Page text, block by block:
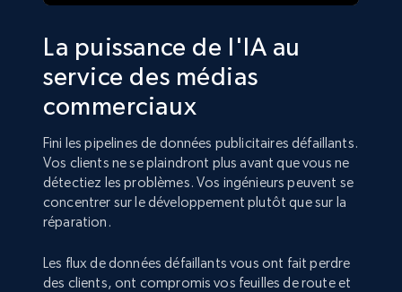
La puissance de l'IA au
service des médias
commerciaux
Fini les pipelines de données publicitaires défaillants.
Vos clients ne se plaindront plus avant que vous ne
détectiez les problèmes. Vos ingénieurs peuvent se
concentrer sur le développement plutôt que sur la
réparation.
Les flux de données défaillants vous ont fait perdre
des clients, ont compromis vos feuilles de route et